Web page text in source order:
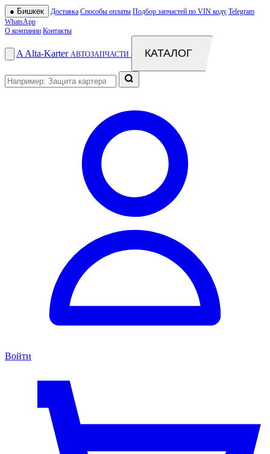
● Бишкек Доставка Способы оплаты Подбор запчастей по VIN коду Telegram
WhatsApp
О компании Контакты
A Alta-Karter АВТОЗАПЧАСТИ КАТАЛОГ
Войти